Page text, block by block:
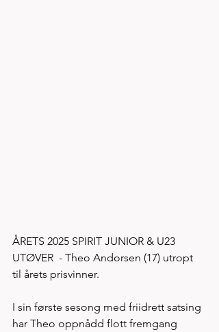
ÅRETS 2025 SPIRIT JUNIOR & U23
UTØVER  - Theo Andorsen (17) utropt
til årets prisvinner.
I sin første sesong med friidrett satsing
har Theo oppnådd flott fremgang